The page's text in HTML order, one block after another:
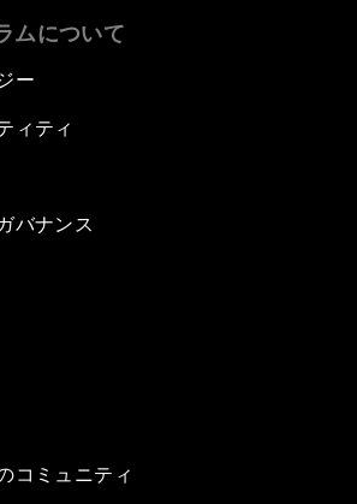
ムについて
ー
ィティ
バナンス
コミュニティ